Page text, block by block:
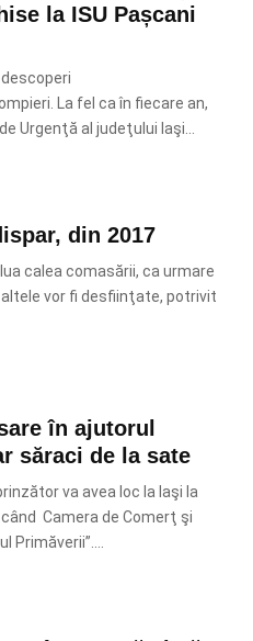
la ISU Pașcani
La fel ca în fiecare an,
Urgenţă al judeţului Iaşi...
din 2017
calea comasării, ca urmare
vor fi desfiinţate, potrivit
în ajutorul
săraci de la sate
va avea loc la Iaşi la
Camera de Comerţ şi
Primăverii”....